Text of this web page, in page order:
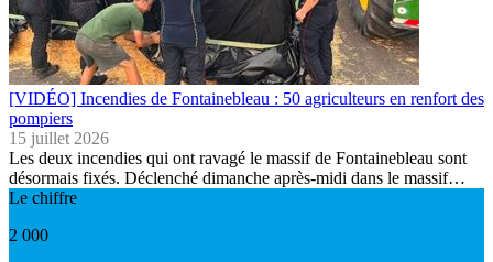
[VIDÉO] Incendies de Fontainebleau : 50 agriculteurs en renfort des
pompiers
15 juillet 2026
Les deux incendies qui ont ravagé le massif de Fontainebleau sont
désormais fixés. Déclenché dimanche après-midi dans le massif…
Le chiffre
2 000